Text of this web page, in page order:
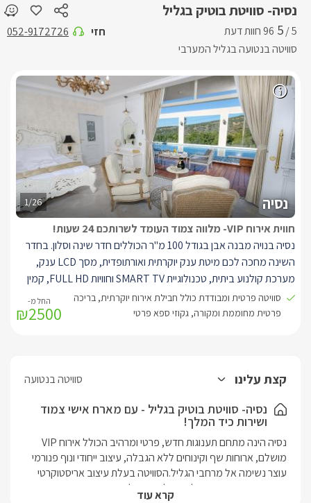
נסיה- סוויטת בוטיק בגליל
5 /
5
סוויטה בנטועה בגליל המערבי
חזי 052-9172726
1/26 נסיה
חווית אירוח VIP- מלווה צמוד העומד לשרותכם 24 שעות!
נסיה בנויה מבנה אבן בגודל 100 מ"ר הכוללים חדר שינה וסלון. בחדר
השינה מחכה לכם מיטת ענק יוקרתית ואורתופדית, מסך LCD ענק,
מערכת קולנוע ביתית, טכנולוגיית SMART TV וחוויות FULL HD, קמין
מפואר ומפוסל עבודת יד, חדר רחצה עשוי שיש איטלקי ויוקרתי, מטבח
גדול ומאובזר, סודה בר, מדיח כלים, קולט אדים, מכונת אספרסו עם
סוויטה פרטית ומבודדת כולל חבילת אירוח יוקרתית, בריכה
פרטית מחוממת ומקורה, גקוזי ספא פרטי
₪2500
קצת עלינו סוויטה בנטועה
נסיה- סוויטת בוטיק בגליל - עם מארח אישי צמוד
ושירות כיד המלך!
קרא עוד